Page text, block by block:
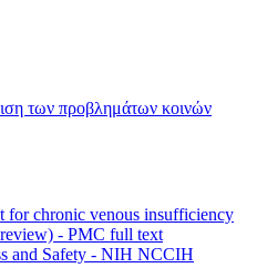
των προβλημάτων κοινών
for chronic venous insufficiency
- PMC full text
and Safety - NIH NCCIH